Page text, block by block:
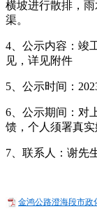
横坡进行散排，
渠。
4、公示内容：竣
见，详见附件
5、公示时间：
6、公示期间：对
馈，个人须署真实
7、联系人：谢先
金鸿公路澄海段市政